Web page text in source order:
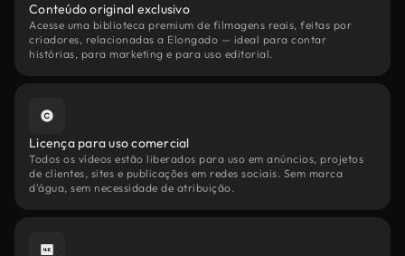
Conteúdo original exclusivo
Acesse uma biblioteca premium de filmagens reais, feitas por
criadores, relacionadas a Elongado — ideal para contar
histórias, para marketing e para uso editorial.
Licença para uso comercial
Todos os vídeos estão liberados para uso em anúncios, projetos
de clientes, sites e publicações em redes sociais. Sem marca
d'água, sem necessidade de atribuição.